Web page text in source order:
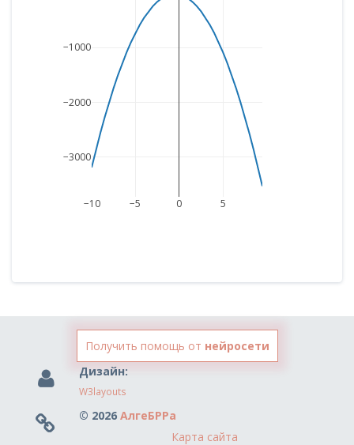
−10 −5 0 5
−3000
−2000
−1000
Получить помощь от нейросети
Дизайн:
W3layouts
© 2026 АлгеБРРа
Карта сайта